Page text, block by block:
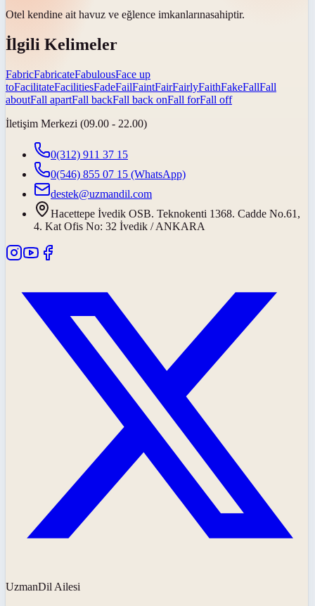
Otel kendine ait havuz ve eğlence imkanlarınasahiptir.
İlgili Kelimeler
FabricFabricateFabulousFace up
toFacilitateFacilitiesFadeFailFaintFairFairlyFaithFakeFallFall
aboutFall apartFall backFall back onFall forFall off
İletişim Merkezi (09.00 - 22.00)
0(312) 911 37 15
0(546) 855 07 15 (WhatsApp)
destek@uzmandil.com
Hacettepe İvedik OSB. Teknokenti 1368. Cadde No.61,
4. Kat Ofis No: 32 İvedik / ANKARA
UzmanDil Ailesi